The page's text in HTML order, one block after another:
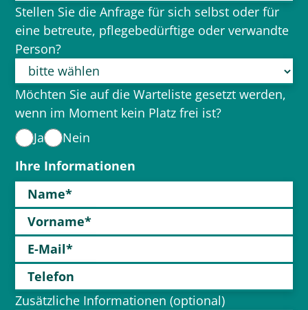
Stellen Sie die Anfrage für sich selbst oder für
eine betreute, pflegebedürftige oder verwandte
Person?
Möchten Sie auf die Warteliste gesetzt werden,
wenn im Moment kein Platz frei ist?
Ja
Nein
Ihre Informationen
Name*
Vorname*
E-Mail*
Telefon
Zusätzliche Informationen (optional)